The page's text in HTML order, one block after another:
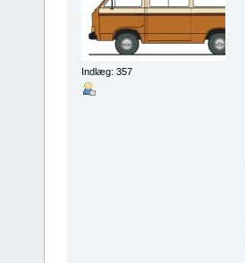
Indlæg: 357